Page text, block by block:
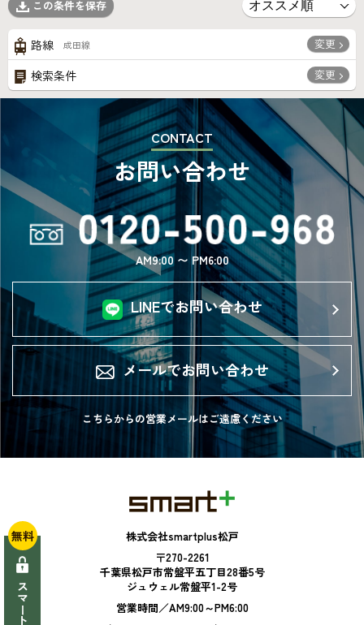
この条件を保存
路線 成田線 変更
検索条件 変更
CONTACT
お問い合わせ
AM9:00 〜 PM6:00
LINEでお問い合わせ
メールでお問い合わせ
こちらからの営業メールはご遠慮ください
株式会社smartplus松戸
〒270-2261
千葉県松戸市常盤平五丁目28番5号
ジュウェル常盤平1-2号
営業時間／AM9:00～PM6:00
無料